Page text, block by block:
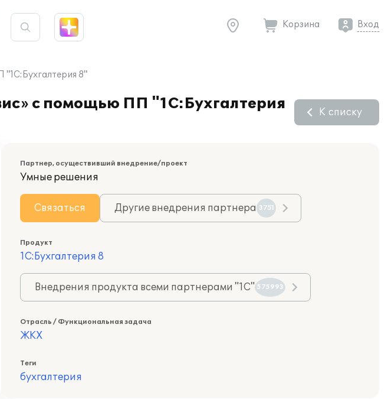
Корзина Вход
8"
с помощью ПП "1С:Бухгалтерия
К списку
Партнер, осуществивший внедрение/проект
Умные решения
Связаться Другие внедрения партнера 3751
Продукт
1С:Бухгалтерия 8
Внедрения продукта всеми партнерами "1С" 575993
Отрасль / Функциональная задача
ЖКХ
Теги
бухгалтерия